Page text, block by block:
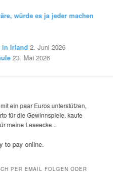
würde es ja jeder machen
in Irland 2. Juni 2026
23. Mai 2026
ein paar Euros unterstützen,
für die Gewinnspiele. kaufe
meine Leseecke...
PER EMAIL FOLGEN ODER